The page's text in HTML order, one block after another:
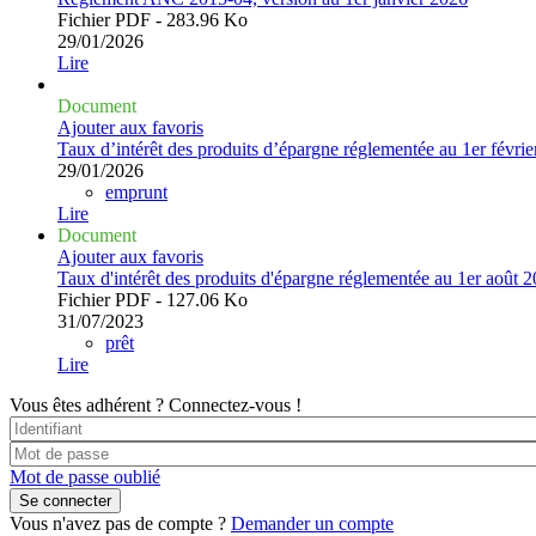
Fichier PDF - 283.96 Ko
29/01/2026
Lire
Document
Ajouter aux favoris
Taux d’intérêt des produits d’épargne réglementée au 1er
29/01/2026
emprunt
Lire
Document
Ajouter aux favoris
Taux d'intérêt des produits d'épargne réglementée au 1er août
Fichier PDF - 127.06 Ko
31/07/2023
prêt
Lire
Vous êtes adhérent ? Connectez-vous !
Mot de passe oublié
Vous n'avez pas de compte ? Demander un compte